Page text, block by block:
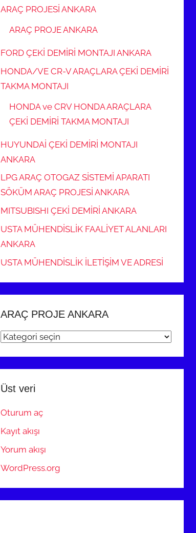
ARAÇ PROJESİ ANKARA
ARAÇ PROJE ANKARA
FORD ÇEKİ DEMİRİ MONTAJI ANKARA
HONDA/VE CR-V ARAÇLARA ÇEKİ DEMİRİ
TAKMA MONTAJI
HONDA ve CRV HONDA ARAÇLARA
ÇEKİ DEMİRİ TAKMA MONTAJI
HUYUNDAİ ÇEKİ DEMİRİ MONTAJI
ANKARA
LPG ARAÇ OTOGAZ SİSTEMİ APARATI
SÖKÜM ARAÇ PROJESİ ANKARA
MITSUBISHI ÇEKİ DEMİRİ ANKARA
USTA MÜHENDİSLİK FAALİYET ALANLARI
ANKARA
USTA MÜHENDİSLİK İLETİŞİM VE ADRESİ
ARAÇ PROJE ANKARA
ARAÇ
Üst veri
Oturum aç
Kayıt akışı
Yorum akışı
WordPress.org